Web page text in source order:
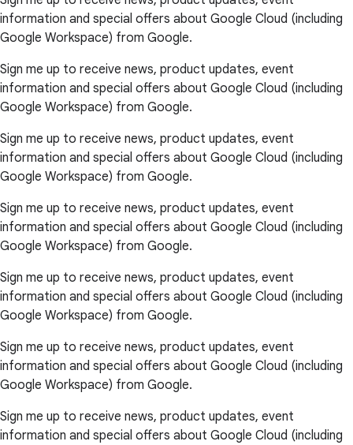
information and special offers about Google Cloud (including
Google Workspace) from Google.
Sign me up to receive news, product updates, event
information and special offers about Google Cloud (including
Google Workspace) from Google.
Sign me up to receive news, product updates, event
information and special offers about Google Cloud (including
Google Workspace) from Google.
Sign me up to receive news, product updates, event
information and special offers about Google Cloud (including
Google Workspace) from Google.
Sign me up to receive news, product updates, event
information and special offers about Google Cloud (including
Google Workspace) from Google.
Sign me up to receive news, product updates, event
information and special offers about Google Cloud (including
Google Workspace) from Google.
Sign me up to receive news, product updates, event
information and special offers about Google Cloud (including